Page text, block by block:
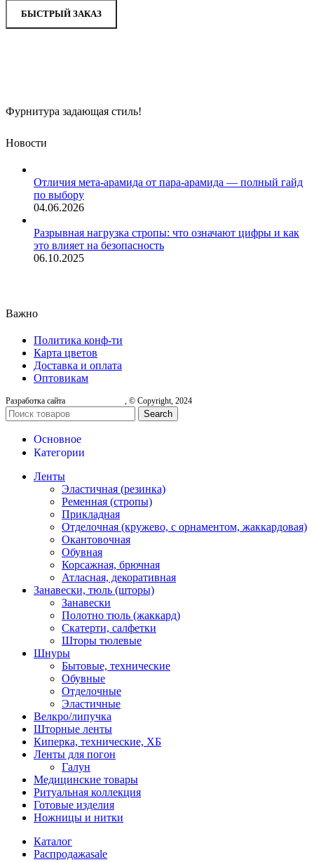
БЫСТРЫЙ ЗАКАЗ
Фурнитура задающая стиль!
Новости
Отличия мета-арамида от пара-арамида — полный гайд
по выбору
04.06.2026
Разрывная нагрузка стропы: что означают цифры и как
это влияет на безопасность
06.10.2025
Важно
Политика конф-ти
Карта цветов
Доставка и оплата
Оптовикам
Разработка сайта , © Copyright, 2024
Search
Основное
Категории
Ленты
Эластичная (резинка)
Ременная (стропы)
Прикладная
Отделочная (кружево, с орнаментом, жаккардовая)
Окантовочная
Обувная
Корсажная, брючная
Атласная, декоративная
Занавески, тюль (шторы)
Занавески
Полотно тюль (жаккард)
Скатерти, салфетки
Шторы тюлевые
Шнуры
Бытовые, технические
Обувные
Отделочные
Эластичные
Велкро/липучка
Шторные ленты
Киперка, технические, ХБ
Ленты для погон
Галун
Медицинские товары
Ритуальная коллекция
Готовые изделия
Ножницы и нитки
Каталог
Распродажаsale